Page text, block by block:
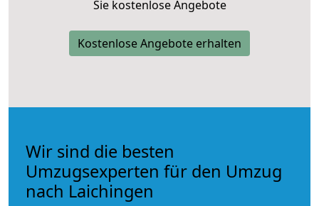
Sie kostenlose Angebote
Kostenlose Angebote erhalten
Wir sind die besten
Umzugsexperten für den Umzug
nach Laichingen